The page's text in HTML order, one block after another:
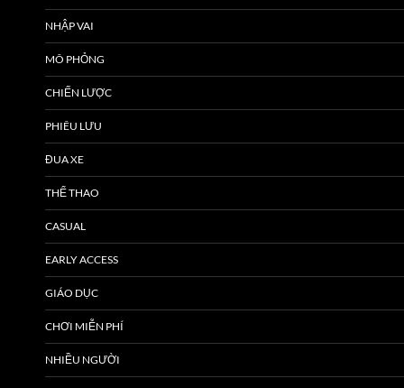
NHẬP VAI
MÔ PHỎNG
CHIẾN LƯỢC
PHIÊU LƯU
ĐUA XE
THỂ THAO
CASUAL
EARLY ACCESS
GIÁO DỤC
CHƠI MIỄN PHÍ
NHIỀU NGƯỜI